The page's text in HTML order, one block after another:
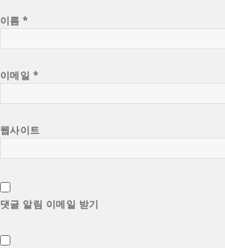
이름*
이메일 *
웹사이트
댓글 알림 이메일 받기